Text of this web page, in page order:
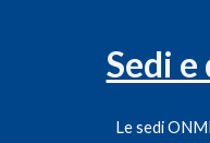
Sedi
Le sedi